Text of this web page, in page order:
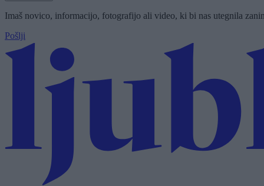
Imaš novico, informacijo, fotografijo ali video, ki bi nas utegnila
Pošlji